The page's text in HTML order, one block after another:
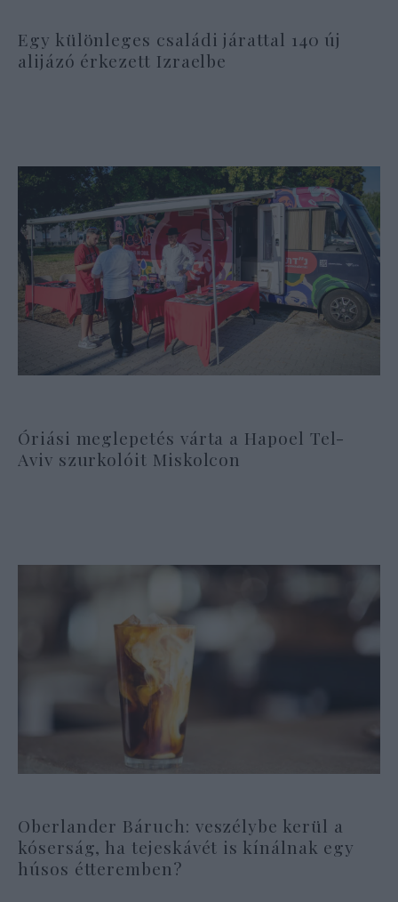
Egy különleges családi járattal 140 új
alijázó érkezett Izraelbe
Óriási meglepetés várta a Hapoel Tel-
Aviv szurkolóit Miskolcon
Oberlander Báruch: veszélybe kerül a
kóserság, ha tejeskávét is kínálnak egy
húsos étteremben?